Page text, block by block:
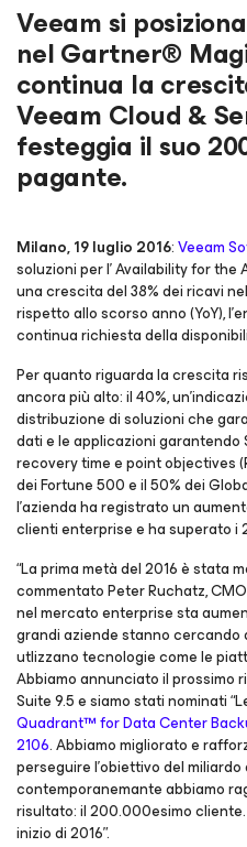
Veeam si
nel Gartner®
continua la
Veeam Cloud &
festeggia il suo
pagante.
Milano, 19 luglio 2016:Veeam
soluzioni per l’Availability for the
una crescita del 38% dei ricavi
rispetto allo scorso anno (YoY),
continua richiesta della
Per quanto riguarda la crescita
ancora più alto: il 40%,
distribuzione di soluzioni che
dati e le applicazioni garantendo
recovery time e point objectives
dei Fortune 500 e il 50% dei
l’azienda ha registrato un
clienti enterprise e ha superato
“La prima metà del 2016 è stata
commentato Peter Ruchatz,
nel mercato enterprise sta
grandi aziende stanno
utlizzano tecnologie come le
Abbiamo annunciato il prossimo
Suite 9.5 e siamo stati nominati
Quadrant™ for Data Center
2106. Abbiamo migliorato e
perseguire l’obiettivo del
contemporanemante abbiamo
risultato: il 200.000esimo
inizio di 2016”.